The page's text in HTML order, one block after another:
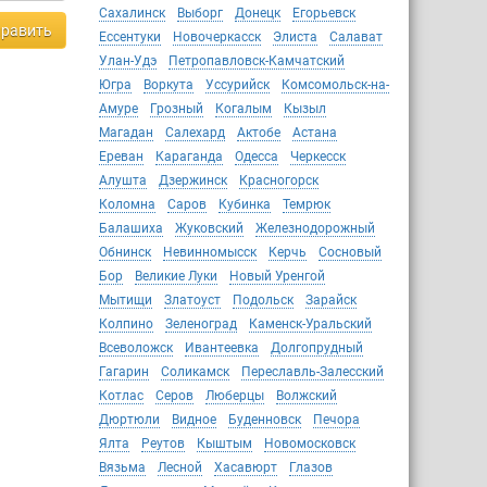
Сахалинск Выборг Донецк
Егорьевск
Ессентуки
Новочеркасск Элиста
Салават
Улан-Удэ
Петропавловск-Камчатский
Югра
Воркута Уссурийск
Комсомольск-на-
Амуре
Грозный Когалым
Кызыл
Магадан
Салехард Актобе
Астана
Ереван
Караганда Одесса
Черкесск
Алушта
Дзержинск
Красногорск
Коломна
Саров Кубинка
Темрюк
Балашиха
Жуковский
Железнодорожный
Обнинск
Невинномысск Керчь
Сосновый
Бор
Великие Луки
Новый Уренгой
Мытищи
Златоуст Подольск
Зарайск
Колпино
Зеленоград
Каменск-Уральский
Всеволожск
Ивантеевка
Долгопрудный
Гагарин
Соликамск
Переславль-Залесский
Котлас
Серов Люберцы
Волжский
Дюртюли
Видное Буденновск
Печора
Ялта
Реутов Кыштым
Новомосковск
Вязьма
Лесной Хасавюрт
Глазов